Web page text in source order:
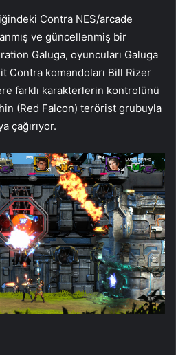
Contra NES/arcade
ve güncellenmiş bir
Galuga, oyuncuları Galuga
Contra komandoları Bill Rizer
farklı karakterlerin kontrolünü
(Red Falcon) terörist grubuyla
çağırıyor.